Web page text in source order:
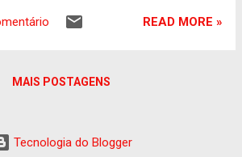
estaduais Álvaro Porto (PSD),
Filho (Minas e Energia), além do
o evento, que está inserido no
READ MORE »
MAIS POSTAGENS
Tecnologia do Blogger